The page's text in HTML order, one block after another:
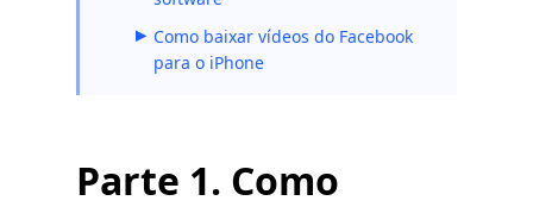
Como baixar vídeos do Facebook
para o iPhone
Parte 1. Como